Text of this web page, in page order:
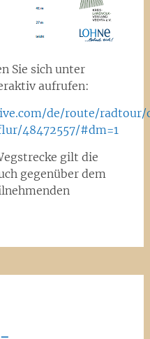
Sie sich unter
aufrufen:
de/route/
48472557/#dm=1
gilt die
gegenüber dem